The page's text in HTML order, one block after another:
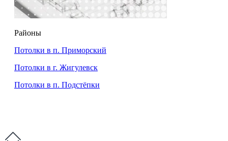
Районы
Потолки в п. Приморский
Потолки в г. Жигулевск
Потолки в п. Подстёпки